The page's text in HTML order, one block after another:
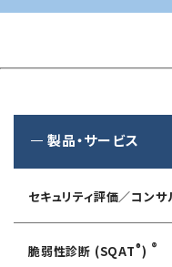
製品・サービス
セキュリティ評価／コンサ
情報セキュリティ・アド
脆弱性診断 (SQAT®) ®